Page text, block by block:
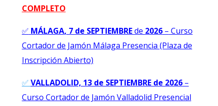
COMPLETO
✅ MÁLAGA, 7 de SEPTIEMBREde 2026– Curso
Cortador de Jamón Málaga Presencia (Plaza de
Inscripción Abierto)
✅ VALLADOLID, 13 de SEPTIEMBRE de 2026–
Curso Cortador de Jamón Valladolid Presencial